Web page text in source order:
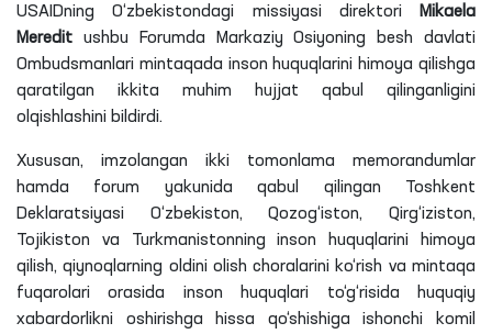
USAIDning O‘zbekistondagi missiyasi direktori
Mikaela
Meredit
ushbu Forumda Markaziy Osiyoning besh davlati
Ombudsmanlari mintaqada inson huquqlarini himoya qilishga
qaratilgan ikkita muhim hujjat qabul qilinganligini
olqishlashini bildirdi.
Xususan, imzolangan ikki tomonlama memorandumlar
hamda forum yakunida qabul qilingan Toshkent
Deklaratsiyasi O‘zbekiston, Qozog‘iston, Qirg‘iziston,
Tojikiston va Turkmanistonning inson huquqlarini himoya
qilish, qiynoqlarning oldini olish choralarini ko‘rish va mintaqa
fuqarolari orasida inson huquqlari to‘g‘risida huquqiy
xabardorlikni oshirishga hissa qo‘shishiga ishonchi komil